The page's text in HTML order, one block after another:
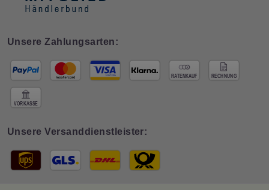
Unsere Zahlungsarten:
Unsere Versanddienstleister: